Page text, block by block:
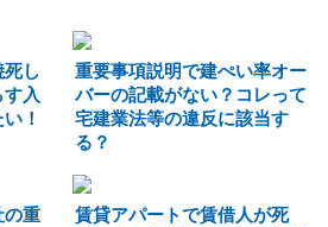
死し
入
！
重要事項説明で建ぺい率オー
バーの記載がない？コレって
宅建業法等の違反に該当す
る？
の重
賃貸アパートで賃借人が死